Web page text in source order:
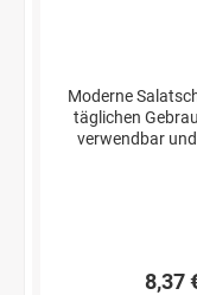
Moderne
täglichen
verwendbar
8,37